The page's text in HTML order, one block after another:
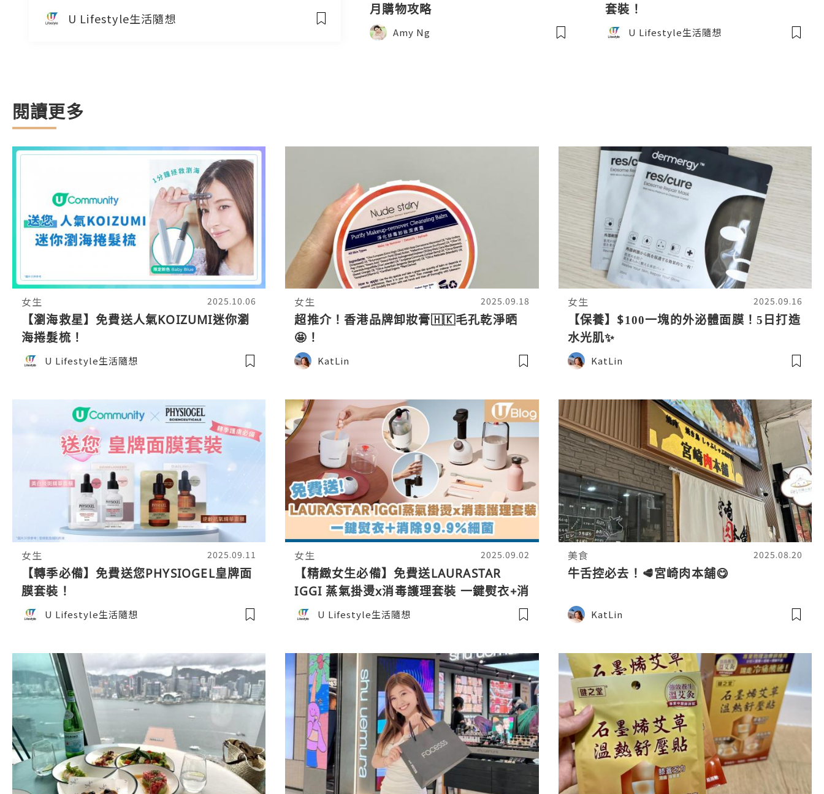
U Lifestyle生活隨想
月購物攻略
Amy Ng
套裝！
U Lifestyle生活隨想
閱讀更多
女生 2025.10.06
【瀏海救星】免費送人氣KOIZUMI迷你瀏
海捲髮梳！
U Lifestyle生活隨想
女生 2025.09.18
超推介！香港品牌卸妝膏🇭🇰毛孔乾淨晒
🤩！
KatLin
女生 2025.09.16
【保養】$100一塊的外泌體面膜！5日打造
水光肌✨
KatLin
女生 2025.09.11
【轉季必備】免費送您PHYSIOGEL皇牌面
膜套裝！
U Lifestyle生活隨想
女生 2025.09.02
【精緻女生必備】免費送LAURASTAR
IGGI 蒸氣掛燙x消毒護理套裝 一鍵熨衣+消
除99.9%細菌
U Lifestyle生活隨想
美食 2025.08.20
牛舌控必去！🥩宮崎肉本舖😋
KatLin